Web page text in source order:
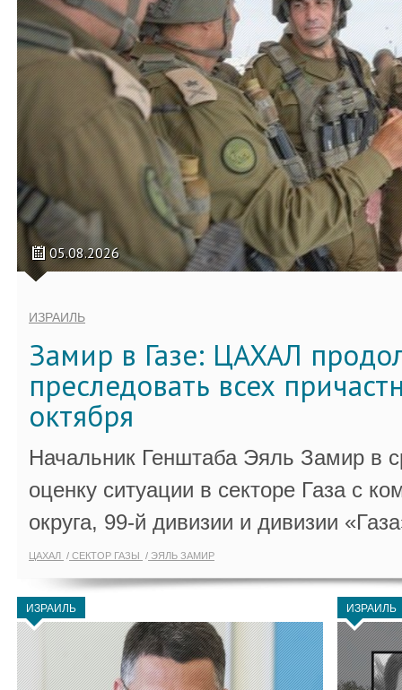
05.08.2026
ИЗРАИЛЬ
Замир в Газе: ЦАХАЛ
преследовать всех
октября
Начальник Генштаба Эяль Замир в
оценку ситуации в секторе Газа с
округа, 99-й дивизии и дивизии
ЦАХАЛ СЕКТОР ГАЗЫ ЭЯЛЬ ЗАМИР
ИЗРАИЛЬ ИЗРАИЛЬ